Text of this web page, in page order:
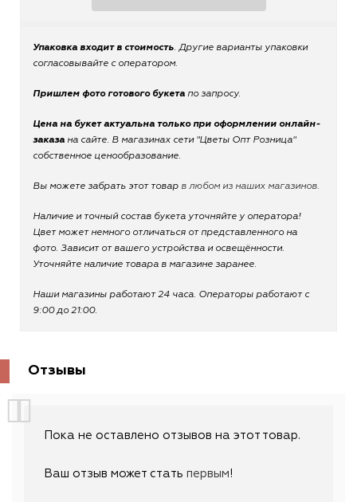
Упаковка входит в стоимость. Другие варианты упаковки
согласовывайте с оператором.
Пришлем фото готового букета по запросу.
Цена на букет актуальна только при оформлении онлайн-
заказа на сайте. В магазинах сети "Цветы Опт Розница"
собственное ценообразование.
Вы можете забрать этот товар в любом из наших магазинов.
Наличие и точный состав букета уточняйте у оператора!
Цвет может немного отличаться от представленного на
фото. Зависит от вашего устройства и освещённости.
Уточняйте наличие товара в магазине заранее.
Наши магазины работают 24 часа. Операторы работают с
9:00 до 21:00.
Отзывы
Пока не оставлено отзывов на этот товар.
Ваш отзыв может стать первым!